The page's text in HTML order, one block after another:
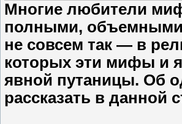
Многие любители
полными, объемными
не совсем так — в
которых эти мифы и
явной путаницы. Об
рассказать в данной